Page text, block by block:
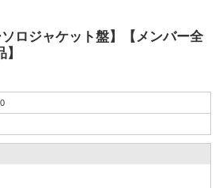
ロジャケット盤】【メンバー全